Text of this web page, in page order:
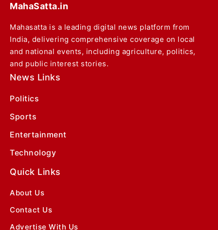
MahaSatta.in
Mahasatta is a leading digital news platform from
India, delivering comprehensive coverage on local
and national events, including agriculture, politics,
and public interest stories.
News Links
Politics
Sports
Entertainment
Technology
Quick Links
About Us
Contact Us
Advertise With Us